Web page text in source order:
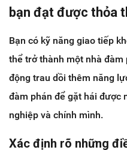
bạn đạt được thỏa
Bạn có kỹ năng giao tiếp
thể trở thành một nhà đàm
động trau dồi thêm năng
đàm phán để gặt hái được
nghiệp và chính mình.
Xác định rõ những